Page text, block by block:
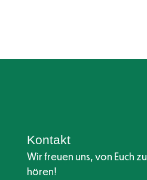
Kontakt
Wir freuen uns, von Euch zu
hören!